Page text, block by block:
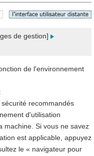
de gestion]
de l'environnement
recommandés
d'utilisation
machine. Si vous ne savez
est applicable, appuyez
le « navigateur pour